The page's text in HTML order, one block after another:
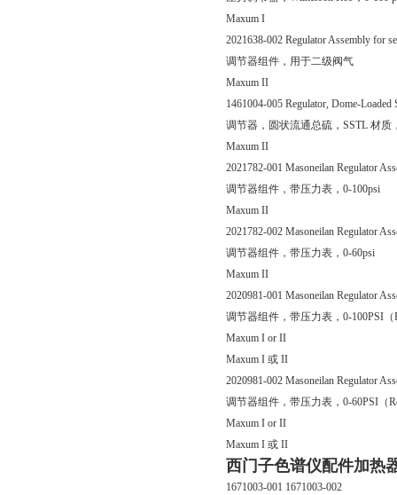
Maxum I
2021638-002 Regulator Assembly for
调节器组件，用于二级阀气
Maxum II
1461004-005 Regulator, Dome-
调节器，圆状流通总硫，SSTL 材质
Maxum II
2021782-001 Masoneilan Regulator
调节器组件，带压力表，0-100psi
Maxum II
2021782-002 Masoneilan Regulator
调节器组件，带压力表，0-60psi
Maxum II
2020981-001 Masoneilan Regulator
调节器组件，带压力表，0-100PSI（
Maxum I or II
Maxum I 或 II
2020981-002 Masoneilan Regulator
调节器组件，带压力表，0-60PSI（
Maxum I or II
Maxum I 或 II
西门子色谱仪配件加热
1671003-001 1671003-002